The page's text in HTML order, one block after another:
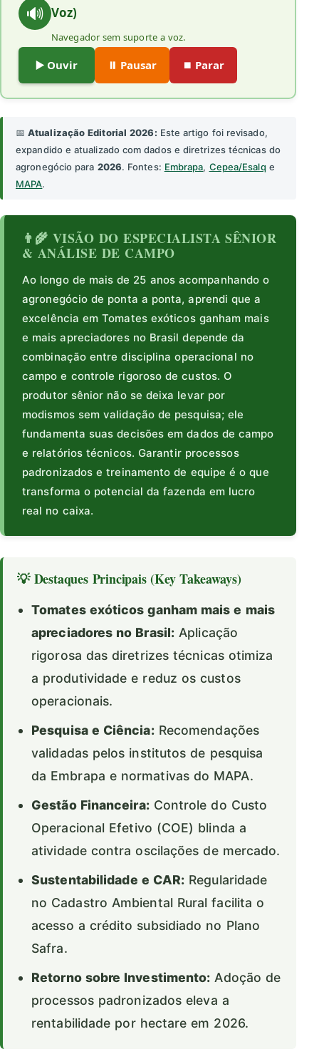
🔊 Voz)
Navegador sem suporte a voz.
▶️ Ouvir ⏸️ Pausar ⏹️ Parar
📅Atualização Editorial 2026: Este artigo foi revisado,
expandido e atualizado com dados e diretrizes técnicas do
agronegócio para 2026. Fontes: Embrapa, Cepea/Esalq e
MAPA.
👨‍🌾 VISÃO DO ESPECIALISTA SÊNIOR
& ANÁLISE DE CAMPO
Ao longo de mais de 25 anos acompanhando o
agronegócio de ponta a ponta, aprendi que a
excelência em Tomates exóticos ganham mais
e mais apreciadores no Brasil depende da
combinação entre disciplina operacional no
campo e controle rigoroso de custos. O
produtor sênior não se deixa levar por
modismos sem validação de pesquisa; ele
fundamenta suas decisões em dados de campo
e relatórios técnicos. Garantir processos
padronizados e treinamento de equipe é o que
transforma o potencial da fazenda em lucro
real no caixa.
💡 Destaques Principais (Key Takeaways)
Tomates exóticos ganham mais e mais
apreciadores no Brasil: Aplicação
rigorosa das diretrizes técnicas otimiza
a produtividade e reduz os custos
operacionais.
Pesquisa e Ciência:Recomendações
validadas pelos institutos de pesquisa
da Embrapa e normativas do MAPA.
Gestão Financeira:Controle do Custo
Operacional Efetivo (COE) blinda a
atividade contra oscilações de mercado.
Sustentabilidade e CAR: Regularidade
no Cadastro Ambiental Rural facilita o
acesso a crédito subsidiado no Plano
Safra.
Retorno sobre Investimento: Adoção de
processos padronizados eleva a
rentabilidade por hectare em 2026.